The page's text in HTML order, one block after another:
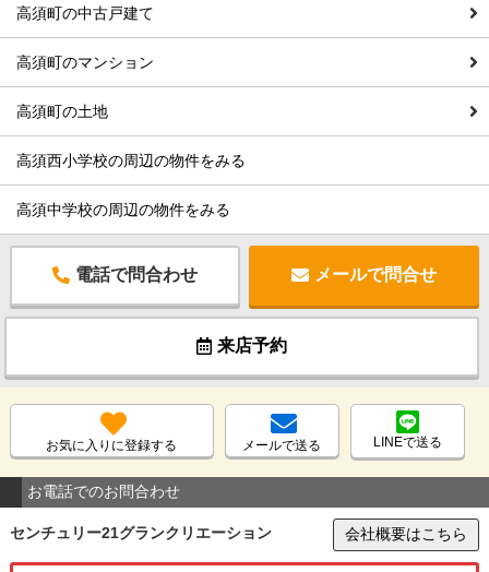
高須町の中古戸建て
高須町のマンション
高須町の土地
高須西小学校の周辺の物件をみる
高須中学校の周辺の物件をみる
電話で問合わせ メールで問合せ
来店予約
お気に入りに登録する メールで送る LINEで送る
お電話でのお問合わせ
センチュリー21グランクリエーション 会社概要はこちら